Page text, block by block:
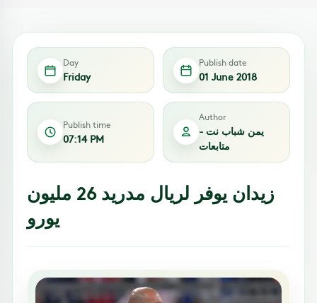
Day
Friday
Publish date
01 June 2018
Publish time
07:14 PM
Author
يمن شباب نت -
متابعات
زيدان يوفر لريال مدريد 26 مليون
يورو